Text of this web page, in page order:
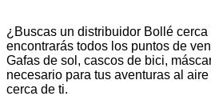
¿Buscas un distribuidor Bollé
encontrarás todos los puntos de
Gafas de sol, cascos de bici,
necesario para tus aventuras al
cerca de ti.